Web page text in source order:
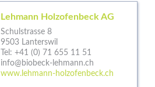
Lehmann Holzofenbeck AG
Schulstrasse 8
9503 Lanterswil
Tel: +41 (0) 71 655 11 51
info@biobeck-lehmann.ch
www.lehmann-holzofenbeck.ch